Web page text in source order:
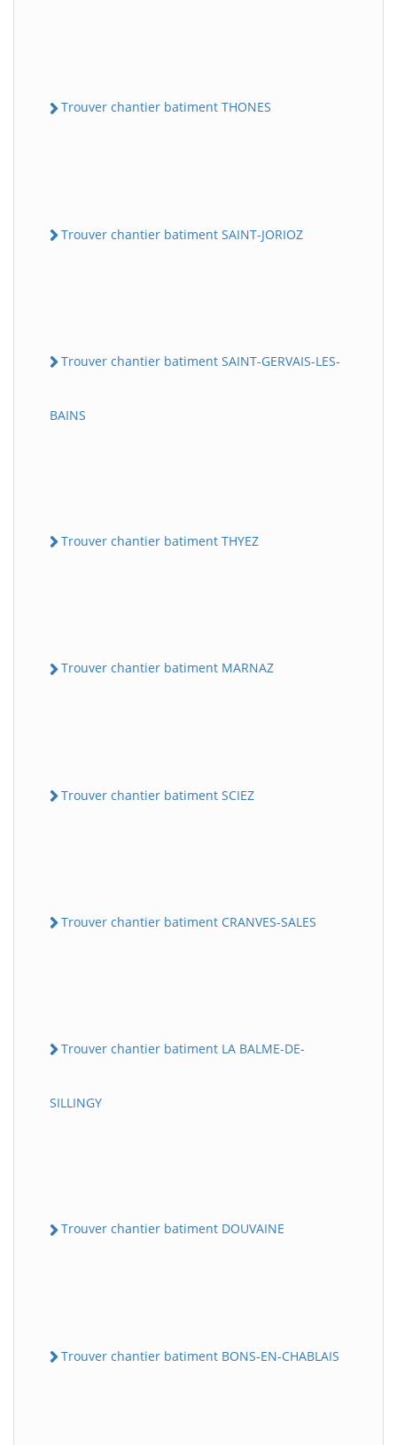
Trouver chantier batiment THONES
Trouver chantier batiment SAINT-JORIOZ
Trouver chantier batiment SAINT-GERVAIS-LES-
BAINS
Trouver chantier batiment THYEZ
Trouver chantier batiment MARNAZ
Trouver chantier batiment SCIEZ
Trouver chantier batiment CRANVES-SALES
Trouver chantier batiment LA BALME-DE-
SILLINGY
Trouver chantier batiment DOUVAINE
Trouver chantier batiment BONS-EN-CHABLAIS